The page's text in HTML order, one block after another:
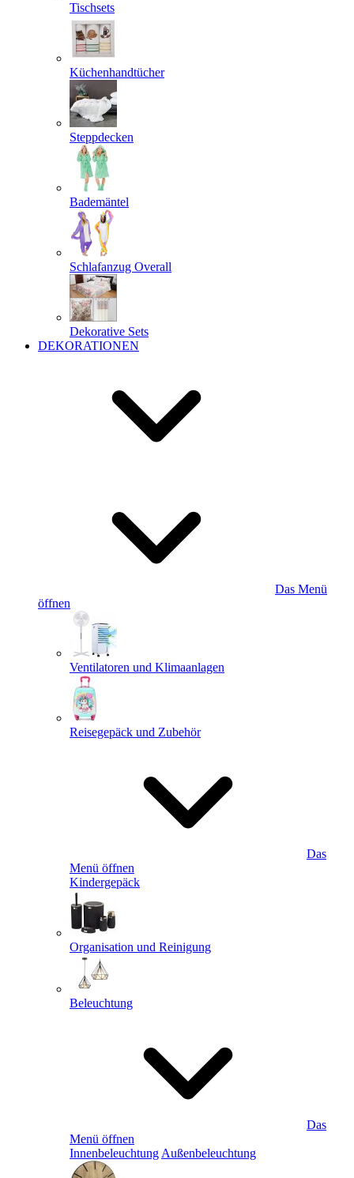
Tischsets
Küchenhandtücher
Steppdecken
Bademäntel
Schlafanzug Overall
Dekorative Sets
DEKORATIONEN
Das Menü
öffnen
Ventilatoren und Klimaanlagen
Reisegepäck und Zubehör
Das
Menü öffnen
Kindergepäck
Organisation und Reinigung
Beleuchtung
Das
Menü öffnen
Innenbeleuchtung Außenbeleuchtung